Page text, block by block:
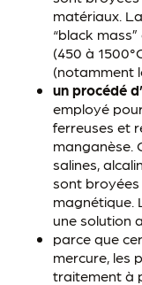
matériaux.
“black
(450 à
(notamment
un procédé
employé
ferreuses et
manganèse.
salines,
sont
magnétique.
une solution
parce que
mercure, les
traitement à